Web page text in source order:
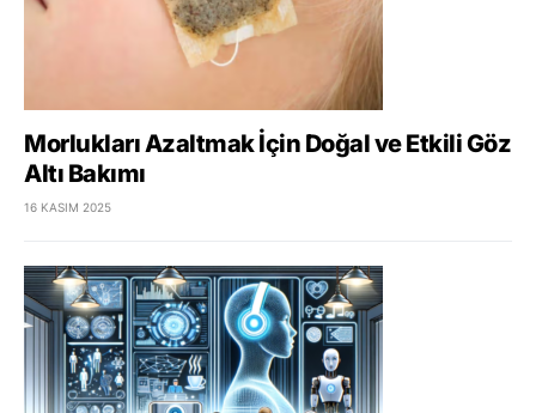
Morlukları Azaltmak İçin Doğal ve Etkili Göz
Altı Bakımı
16 KASIM 2025